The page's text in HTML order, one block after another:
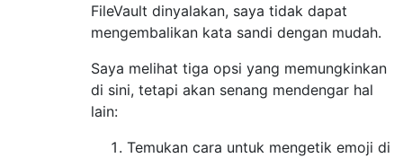
FileVault dinyalakan, saya tidak dapat
mengembalikan kata sandi dengan mudah.
Saya melihat tiga opsi yang memungkinkan
di sini, tetapi akan senang mendengar hal
lain:
Temukan cara untuk mengetik emoji di